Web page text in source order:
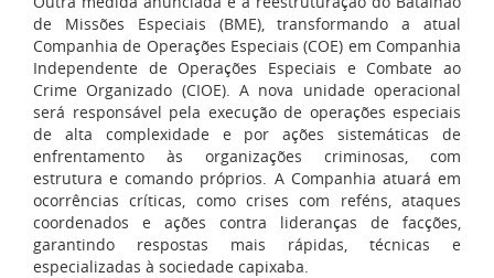
de Missões Especiais (BME), transformando a atual
Companhia de Operações Especiais (COE) em Companhia
Independente de Operações Especiais e Combate ao
Crime Organizado (CIOE). A nova unidade operacional
será responsável pela execução de operações especiais
de alta complexidade e por ações sistemáticas de
enfrentamento às organizações criminosas, com
estrutura e comando próprios. A Companhia atuará em
ocorrências críticas, como crises com reféns, ataques
coordenados e ações contra lideranças de facções,
garantindo respostas mais rápidas, técnicas e
especializadas à sociedade capixaba.